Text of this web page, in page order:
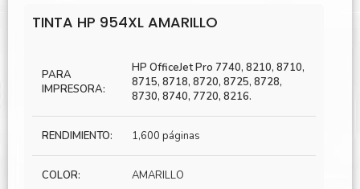
S/193.75.
TINTA HP 954XL AMARILLO
PARA
IMPRESORA:
HP OfficeJet Pro 7740, 8210, 8710,
8715, 8718, 8720, 8725, 8728,
8730, 8740, 7720, 8216.
RENDIMIENTO: 1,600 páginas
COLOR: AMARILLO